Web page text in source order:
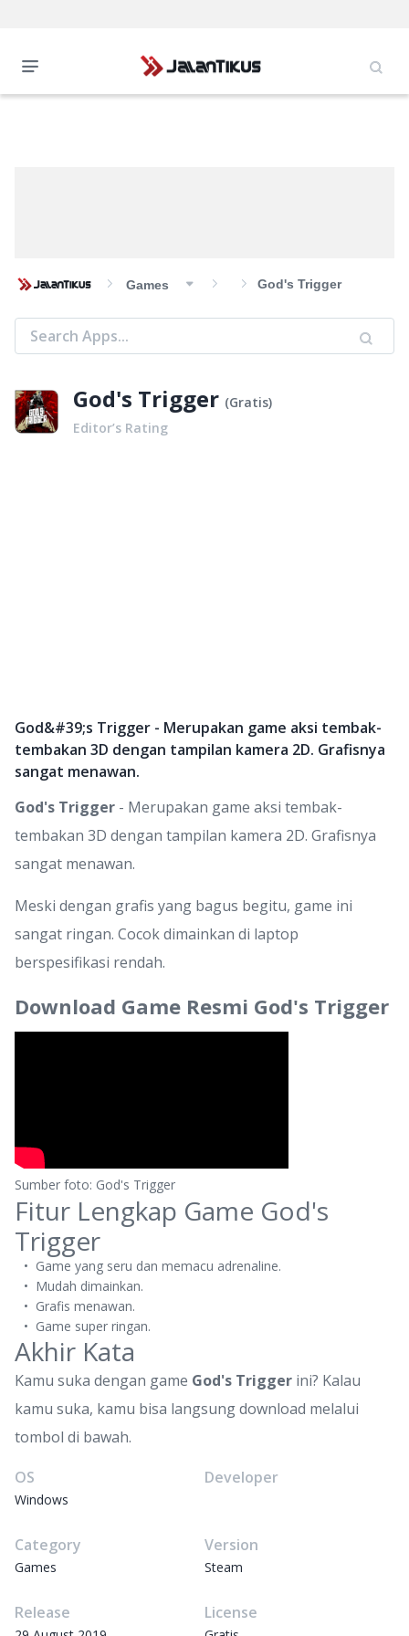
Games God's Trigger
God's Trigger (Gratis)
Editor’s Rating
God&#39;s Trigger - Merupakan game aksi tembak-
tembakan 3D dengan tampilan kamera 2D. Grafisnya
sangat menawan.
God's Trigger - Merupakan game aksi tembak-
tembakan 3D dengan tampilan kamera 2D. Grafisnya
sangat menawan.
Meski dengan grafis yang bagus begitu, game ini
sangat ringan. Cocok dimainkan di laptop
berspesifikasi rendah.
Download Game Resmi God's Trigger
Sumber foto: God's Trigger
Fitur Lengkap Game God's
Trigger
Game yang seru dan memacu adrenaline.
Mudah dimainkan.
Grafis menawan.
Game super ringan.
Akhir Kata
Kamu suka dengan game God's Trigger ini? Kalau
kamu suka, kamu bisa langsung download melalui
tombol di bawah.
OS
Windows
Developer
Category
Games
Version
Steam
Release License